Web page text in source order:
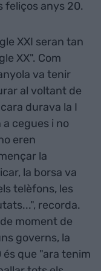
feliços anys 20.
XXI seran tan
XX". Com
va tenir
al voltant de
durava la I
cegues i no
eren
la
la borsa va
telèfons, les
recorda.
moment de
governs, la
que "ara tenim